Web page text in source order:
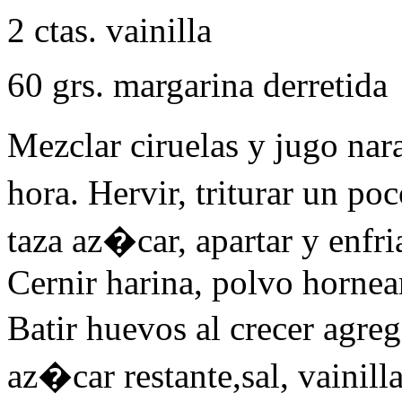
2 ctas. vainilla
60 grs. margarina derretida
Mezclar ciruelas y jugo
hora. Hervir, triturar un
taza az�car, apartar y
Cernir harina, polvo
Batir huevos al crecer
az�car restante,sal,